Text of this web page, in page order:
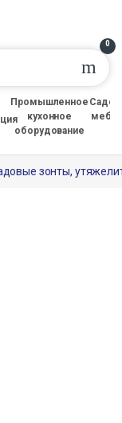
0
Промышленное
кухонное
оборудование
зонты,